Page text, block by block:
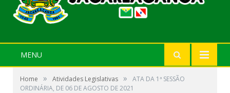
MENU
Home » Atividades Legislativas »
ATA DA 1ª SESSÃO
ORDINÁRIA, DE 06 DE AGOSTO DE 2021